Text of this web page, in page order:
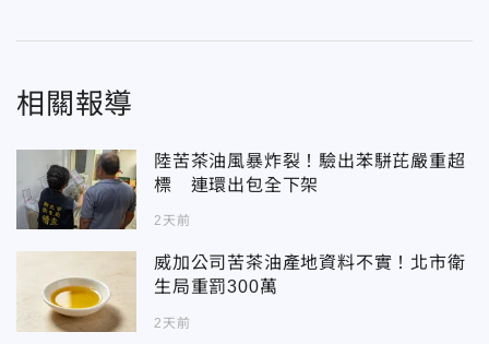
相關報導
陸苦茶油風暴炸裂！驗出苯駢芘嚴重超
標 連環出包全下架
2天前
威加公司苦茶油產地資料不實！北市衛
生局重罰300萬
2天前